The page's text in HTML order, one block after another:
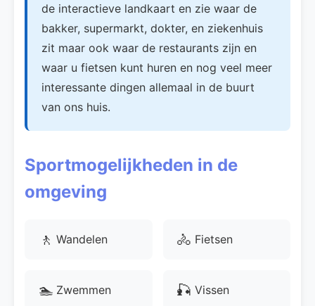
de interactieve landkaart en zie waar de
bakker, supermarkt, dokter, en ziekenhuis
zit maar ook waar de restaurants zijn en
waar u fietsen kunt huren en nog veel meer
interessante dingen allemaal in de buurt
van ons huis.
Sportmogelijkheden in de
omgeving
🚶 Wandelen 🚴 Fietsen
🏊 Zwemmen 🎣 Vissen